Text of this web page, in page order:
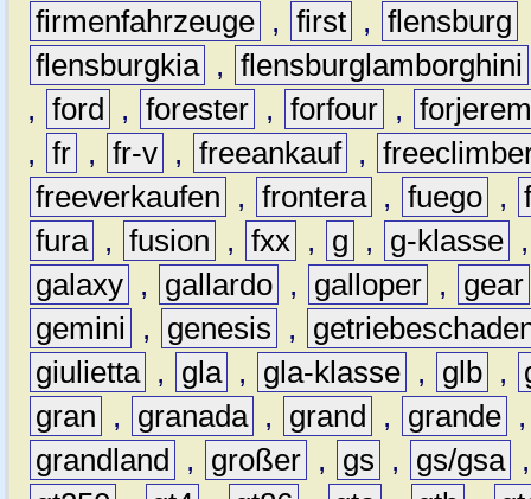
firmenfahrzeuge , first , flensburg
flensburgkia , flensburglamborghini
, ford , forester , forfour ,
, fr , fr-v , freeankauf ,
freeverkaufen
, frontera , fuego ,
fura , fusion , fxx , g , g-klasse
galaxy , gallardo , galloper ,
gear
gemini
, genesis ,
giulietta , gla , gla-klasse , glb ,
gran
, granada , grand , grande
grandland
, großer , gs , gs/gsa